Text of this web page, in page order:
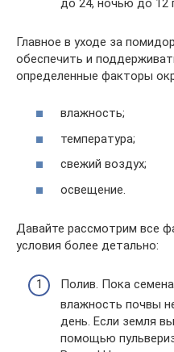
Главное в уходе за
обеспечить и
определенные факторы
влажность;
температура;
свежий воздух;
освещение.
Давайте рассмотрим все
условия более детально:
Полив. Пока
влажность почвы
день. Если земля
помощью